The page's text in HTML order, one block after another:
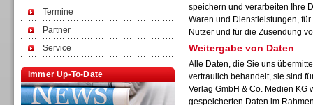
Termine
Partner
Service
Immer Up-To-Date
speichern und verarbeiten Ihre
Waren und Dienstleistungen,
Nutzer und für die Zusendung
Weitergabe von Daten
Alle Daten, die Sie uns
vertraulich behandelt, sie sind
Verlag GmbH & Co. Medien KG
gespeicherten Daten im